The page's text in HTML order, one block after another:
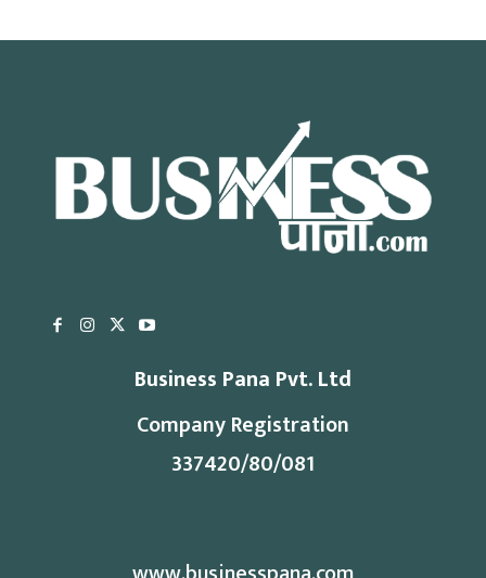
Business Pana Pvt. Ltd
Company Registration
337420/80/081